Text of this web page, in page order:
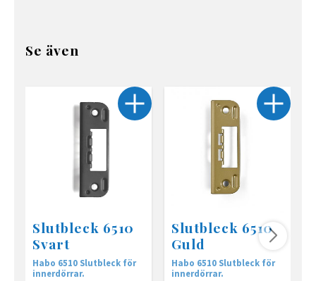
Se även
Slutbleck 6510
Svart
Habo 6510 Slutbleck för
innerdörrar.
Slutbleck 6510
Guld
Habo 6510 Slutbleck för
innerdörrar.